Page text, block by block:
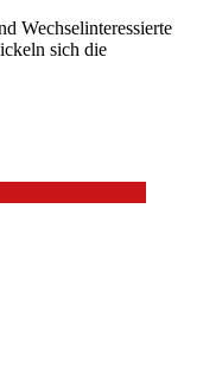
Wechselinteressierte
sich die